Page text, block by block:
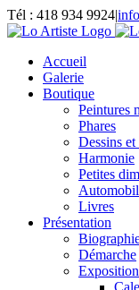
Passer
au
Tél : 418 934 9924|
Facebook
Instagram
Email
Pinterest
YouTube
Accueil
Galerie
Boutique
Peintures
Phares
Dessins et
Harmonie
Petites
Livres
Présentation
Démarche